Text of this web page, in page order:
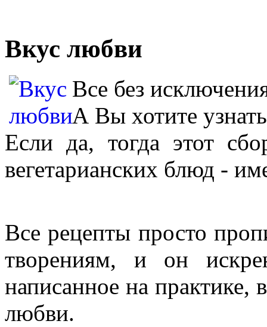
Вкус любви
Все без
А Вы хотите
Если да, тогда этот
вегетарианских блюд -
Все рецепты просто
творениям, и он
написанное на практике,
любви.